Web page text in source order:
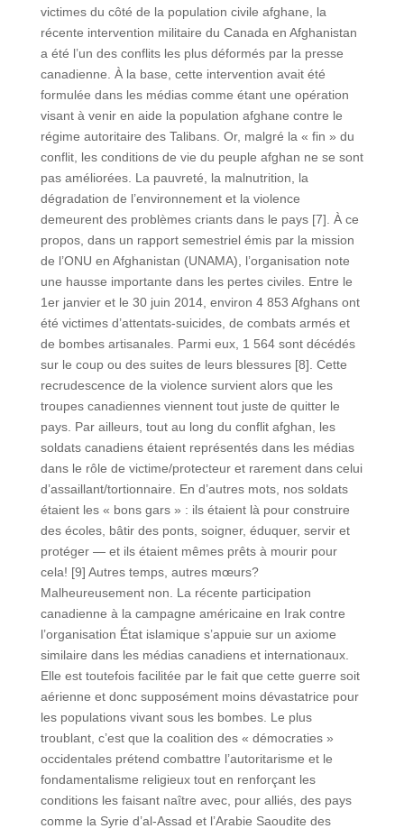
victimes du côté de la population civile afghane, la
récente intervention militaire du Canada en Afghanistan
a été l’un des conflits les plus déformés par la presse
canadienne. À la base, cette intervention avait été
formulée dans les médias comme étant une opération
visant à venir en aide la population afghane contre le
régime autoritaire des Talibans. Or, malgré la « fin » du
conflit, les conditions de vie du peuple afghan ne se sont
pas améliorées. La pauvreté, la malnutrition, la
dégradation de l’environnement et la violence
demeurent des problèmes criants dans le pays [7]. À ce
propos, dans un rapport semestriel émis par la mission
de l’ONU en Afghanistan (UNAMA), l’organisation note
une hausse importante dans les pertes civiles. Entre le
1er janvier et le 30 juin 2014, environ 4 853 Afghans ont
été victimes d’attentats-suicides, de combats armés et
de bombes artisanales. Parmi eux, 1 564 sont décédés
sur le coup ou des suites de leurs blessures [8]. Cette
recrudescence de la violence survient alors que les
troupes canadiennes viennent tout juste de quitter le
pays. Par ailleurs, tout au long du conflit afghan, les
soldats canadiens étaient représentés dans les médias
dans le rôle de victime/protecteur et rarement dans celui
d’assaillant/tortionnaire. En d’autres mots, nos soldats
étaient les « bons gars » : ils étaient là pour construire
des écoles, bâtir des ponts, soigner, éduquer, servir et
protéger — et ils étaient mêmes prêts à mourir pour
cela! [9] Autres temps, autres mœurs?
Malheureusement non. La récente participation
canadienne à la campagne américaine en Irak contre
l’organisation État islamique s’appuie sur un axiome
similaire dans les médias canadiens et internationaux.
Elle est toutefois facilitée par le fait que cette guerre soit
aérienne et donc supposément moins dévastatrice pour
les populations vivant sous les bombes. Le plus
troublant, c’est que la coalition des « démocraties »
occidentales prétend combattre l’autoritarisme et le
fondamentalisme religieux tout en renforçant les
conditions les faisant naître avec, pour alliés, des pays
comme la Syrie d’al-Assad et l’Arabie Saoudite des